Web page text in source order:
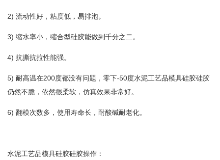
2) 流动性好，粘度低，易排泡。
3) 缩水率小，缩合型硅胶能做到千分之二。
4) 抗撕抗拉性能强。
5) 耐高温在200度都没有问题，零下-50度水泥工艺品模具硅胶硅胶
仍然不脆，依然很柔软，仿真效果非常好。
6) 翻模次数多，使用寿命长，耐酸碱耐老化。
水泥工艺品模具硅胶硅胶操作：